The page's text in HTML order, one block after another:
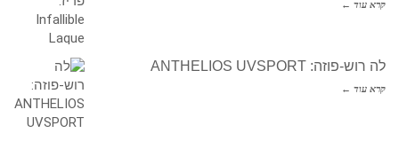
קרא עוד ←
לה רוש-פוזה: ANTHELIOS UVSPORT
קרא עוד ←